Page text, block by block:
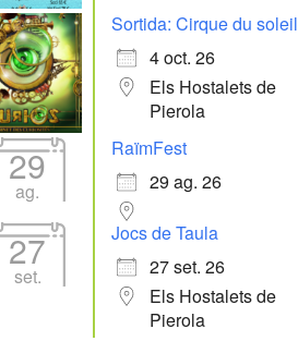
Sortida: Cirque du soleil
4 oct. 26
Els Hostalets de
Pierola
29
ag.
RaïmFest
29 ag. 26
27
set.
Jocs de Taula
27 set. 26
Els Hostalets de
Pierola